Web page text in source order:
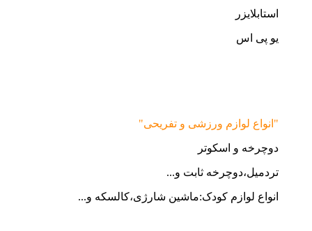
استابلایزر
یو پی اس
"انواع لوازم ورزشی و تفریحی"
دوچرخه و اسکوتر
تردمیل،دوچرخه ثابت و...
انواع لوازم کودک:ماشین شارژی،کالسکه و...